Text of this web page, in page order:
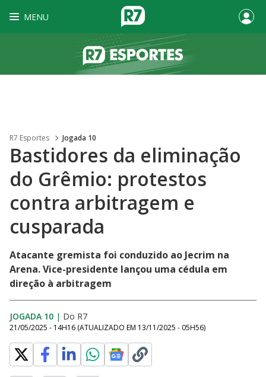
MENU
R7 Esportes Jogada 10
Bastidores da eliminação
do Grêmio: protestos
contra arbitragem e
cusparada
Atacante gremista foi conduzido ao Jecrim na
Arena. Vice-presidente lançou uma cédula em
direção à arbitragem
JOGADA 10 | Do R7
21/05/2025 - 14H16 (ATUALIZADO EM 13/11/2025 - 05H56)